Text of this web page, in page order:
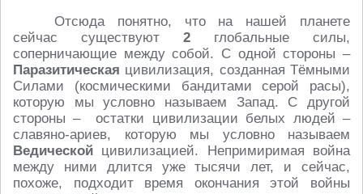
Отсюда понятно, что на нашей планете
сейчас существуют 2 глобальные силы,
соперничающие между собой. С одной стороны –
Паразитическая цивилизация, созданная Тёмными
Силами (космическими бандитами серой расы),
которую мы условно называем Запад. С другой
стороны – остатки цивилизации белых людей –
славяно-ариев, которую мы условно называем
Ведической цивилизацией. Непримиримая война
между ними длится уже тысячи лет, и сейчас,
похоже, подходит время окончания этой войны